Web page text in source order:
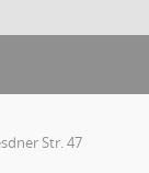
Str. 47